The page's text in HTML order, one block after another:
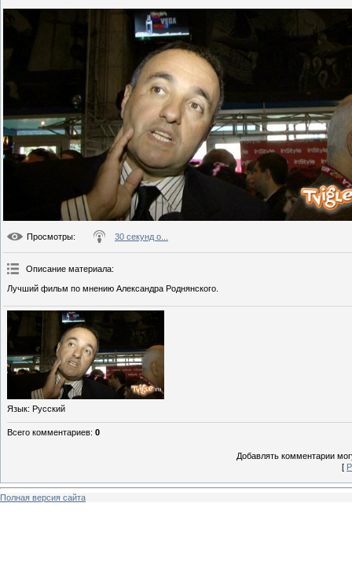
Просмотры: 30 секунд о...
Описание материала:
Лучший фильм по мнению Александра Роднянского.
Язык: Русский
Всего комментариев: 0
Добавлять комментарии
[
Полная версия сайта